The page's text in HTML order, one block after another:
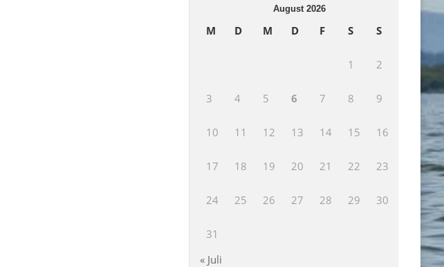
August 2026
M D M D F S S
1 2
3 4 5 6 7 8 9
10 11 12 13 14 15 16
17 18 19 20 21 22 23
24 25 26 27 28 29 30
31
« Juli